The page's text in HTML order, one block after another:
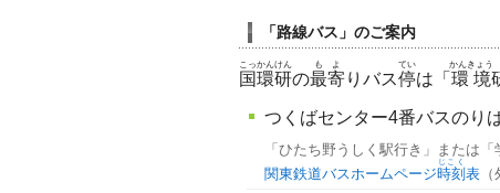
「路線バス」のご案内
国環研
こっかんけん
の最寄
もよ
りバス停
てい
は「 環境
かんきょう
つくばセンター4番バスのり
「ひたち野うしく駅行き」または「
関東鉄道バスホームページ時刻
じこく
表